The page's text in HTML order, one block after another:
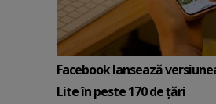
Facebook lansează
Lite în peste 170 de ţări